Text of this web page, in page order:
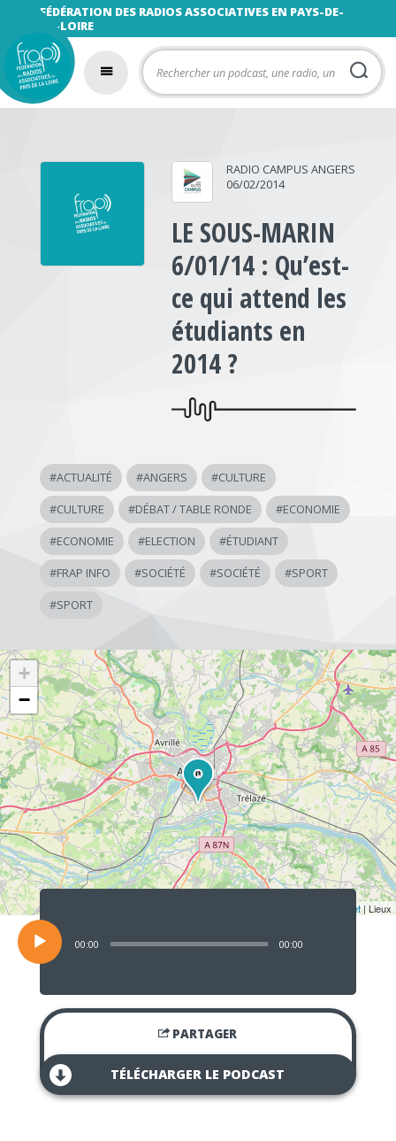
FÉDÉRATION DES RADIOS ASSOCIATIVES EN PAYS-DE-
LA-LOIRE
RADIO CAMPUS ANGERS
06/02/2014
LE SOUS-MARIN
6/01/14 : Qu’est-
ce qui attend les
étudiants en
2014 ?
#ACTUALITÉ #ANGERS #CULTURE
#CULTURE #DÉBAT / TABLE RONDE #ECONOMIE
#ECONOMIE #ELECTION #ÉTUDIANT
#FRAP INFO #SOCIÉTÉ #SOCIÉTÉ #SPORT
#SPORT
+
−
Leaflet | Lieux
Lecteur
audio
00:00 00:00
PARTAGER
TÉLÉCHARGER LE PODCAST